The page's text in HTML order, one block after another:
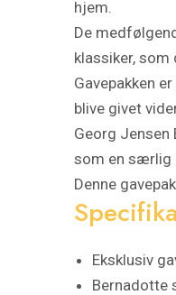
hjem.
De
klassiker,
Gavepakken
blive givet
Georg Jensen
som en særlig
Denne
Eksklusiv
Bernadotte